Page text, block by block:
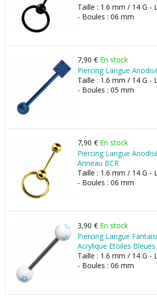
Taille : 1.6 mm / 14 G -
- Boules : 06 mm
7,90 € En stock
Piercing Langue
Taille : 1.6 mm / 14 G -
- Boules : 05 mm
7,90 € En stock
Piercing Langue
Anneau BCR
Taille : 1.6 mm / 14 G -
- Boules : 06 mm
3,90 € En stock
Piercing Langue
Acrylique Etoiles Bleues
Taille : 1.6 mm / 14 G -
- Boules : 06 mm